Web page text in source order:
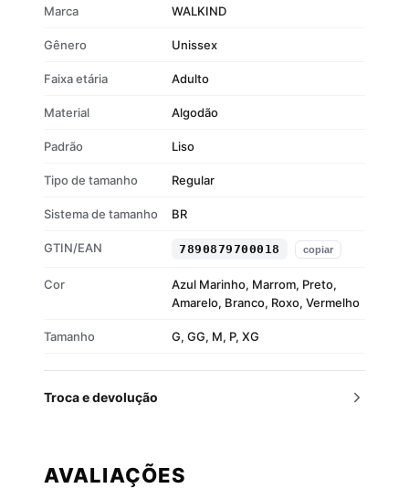
Marca WALKIND
Gênero Unissex
Faixa etária Adulto
Material Algodão
Padrão Liso
Tipo de tamanho Regular
Sistema de tamanho BR
GTIN/EAN 7890879700018 copiar
Cor
Azul Marinho, Marrom, Preto,
Amarelo, Branco, Roxo, Vermelho
Tamanho G, GG, M, P, XG
Troca e devolução
AVALIAÇÕES